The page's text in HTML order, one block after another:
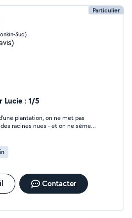
Particulier
Sud)
Lucie : 1/5
nues - et on ne sème
Contacter